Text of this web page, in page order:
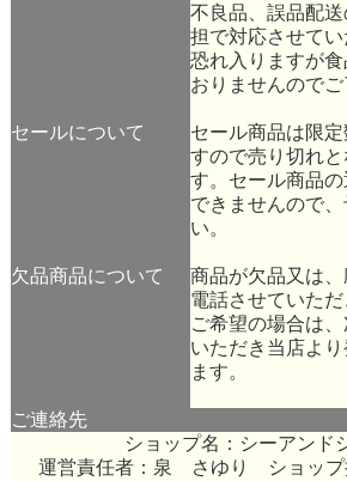
不良品、誤品配
担で対応させてい
恐れ入りますが
おりませんのでご
セールについて
セール商品は限
すので売り切れ
す。セール商品
できませんので
い。
欠品商品について
商品が欠品又は
電話させていた
ご希望の場合は
いただき当店よ
ます。
ご連絡先
ショップ名：シーアンド
運営責任者：泉 さゆり ショッ